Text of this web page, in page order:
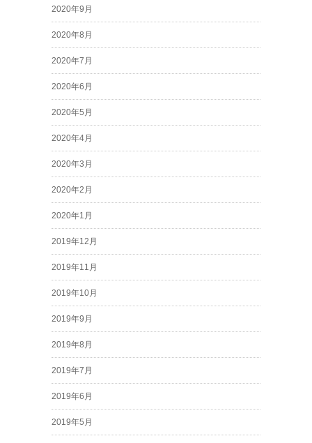
2020年9月
2020年8月
2020年7月
2020年6月
2020年5月
2020年4月
2020年3月
2020年2月
2020年1月
2019年12月
2019年11月
2019年10月
2019年9月
2019年8月
2019年7月
2019年6月
2019年5月